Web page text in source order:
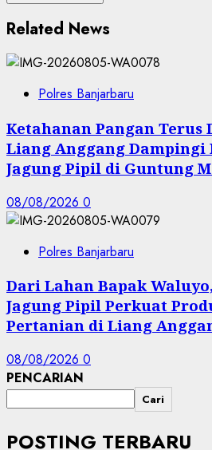
Related News
Polres Banjarbaru
Ketahanan Pangan Terus
Liang Anggang Dampingi
Jagung Pipil di Guntung
08/08/2026 0
Polres Banjarbaru
Dari Lahan Bapak
Jagung Pipil Perkuat
Pertanian di Liang
08/08/2026 0
PENCARIAN
Cari
POSTING TERBARU